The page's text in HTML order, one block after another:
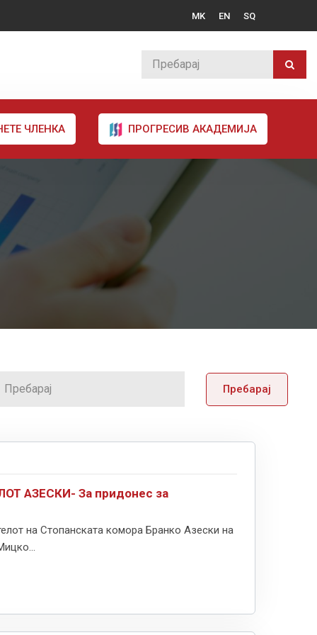
MK EN SQ
ЧЛЕНКА ПРОГРЕСИВ АКАДЕМИЈА
Пребарај
АЗЕСКИ- За придонес за
на Стопанската комора Бранко Азески на